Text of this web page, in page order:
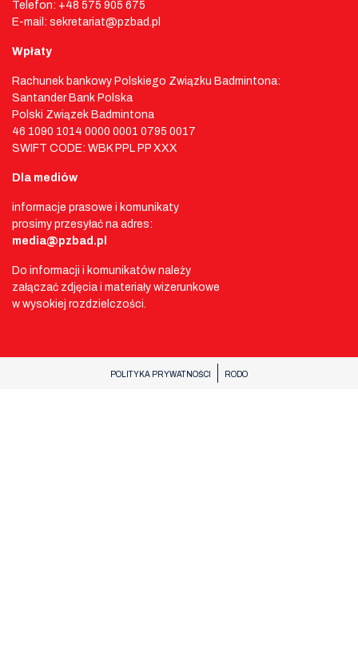
Telefon: +48 575 905 675
E-mail: sekretariat@pzbad.pl
Wpłaty
Rachunek bankowy Polskiego Związku Badmintona:
Santander Bank Polska
Polski Związek Badmintona
46 1090 1014 0000 0001 0795 0017
SWIFT CODE: WBK PPL PP XXX
Dla mediów
informacje prasowe i komunikaty
prosimy przesyłać na adres:
media@pzbad.pl
Do informacji i komunikatów należy
załączać zdjęcia i materiały wizerunkowe
w wysokiej rozdzielczości.
POLITYKA PRYWATNOŚCI RODO